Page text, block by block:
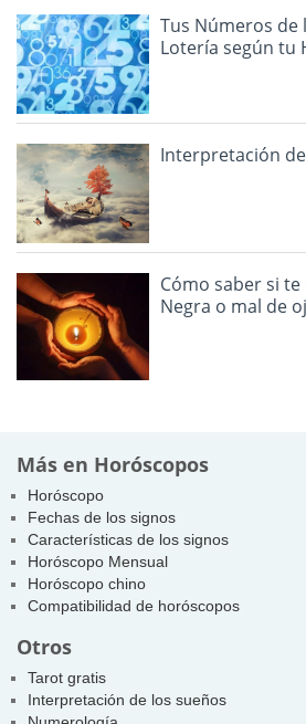
Tus Números de
Lotería según tu
Interpretación
Cómo saber si
Negra o mal de
Más en Horóscopos
Horóscopo
Fechas de los signos
Características de los signos
Horóscopo Mensual
Horóscopo chino
Compatibilidad de horóscopos
Otros
Tarot gratis
Interpretación de los sueños